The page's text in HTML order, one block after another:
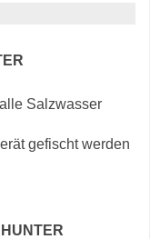
Salzwasser
gefischt werden